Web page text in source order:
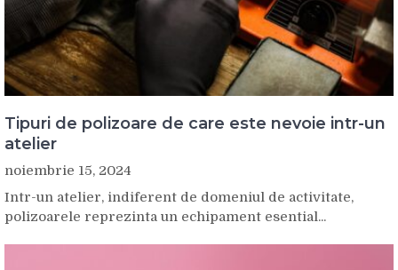
Tipuri de polizoare de care este nevoie intr-un
atelier
noiembrie 15, 2024
Intr-un atelier, indiferent de domeniul de activitate,
polizoarele reprezinta un echipament esential...